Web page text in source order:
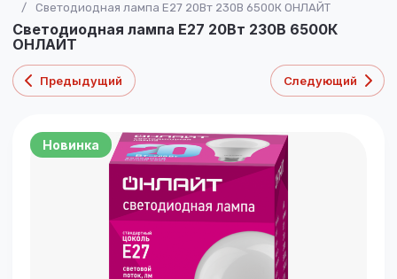
/
Светодиодная лампа E27 20Вт 230В 6500К ОНЛАЙТ
Светодиодная лампа E27 20Вт 230В 6500К
ОНЛАЙТ
Предыдущий Следующий
Новинка